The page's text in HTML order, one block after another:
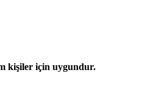
kişiler için uygundur.